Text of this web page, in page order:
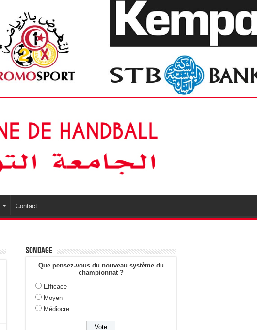
Contact
Sondage
Que pensez-vous du nouveau système du
championnat ?
Efficace
Moyen
Médiocre